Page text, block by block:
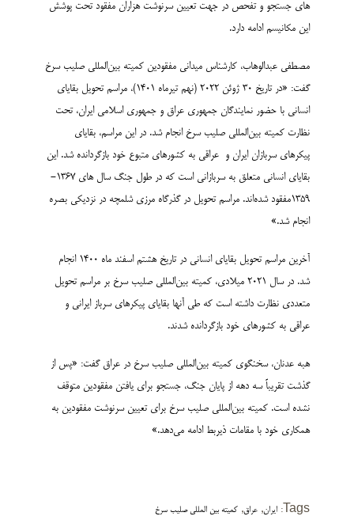
های جستجو و تفحص در جهت تعیین سرنوشت هزاران مفقود تحت پوشش
این مکانیسم ادامه دارد.
مصطفی عبدالوهاب، کارشناس میدانی مفقودین کمیته بین‌المللی صلیب سرخ
گفت: «در تاریخ 30 ژوئن 2022 (نهم تیرماه 1401)، مراسم تحویل بقایای
انسانی با حضور نمایندگان جمهوری عراق و جمهوری اسلامی ایران، تحت
نظارت کمیته بین‌المللی صلیب سرخ انجام شد. در این مراسم، بقایای
پیکرهای سربازان ایران و عراقی به کشورهای متبوع خود بازگردانده شد. این
بقایای انسانی متعلق به سربازانی است که در طول جنگ سال های 1367-
1359مفقود شده‌­اند. مراسم تحویل در گذرگاه مرزی شلمچه در نزدیکی بصره
انجام شد.»
آخرین مراسم تحویل بقایای انسانی در تاریخ هشتم اسفند ماه 1400 انجام
شد. در سال 2021 میلادی، کمیته بین‌­المللی صلیب سرخ بر مراسم تحویل
متعددی نظارت داشته است که طی آنها بقایای پیکرهای سرباز ایرانی و
عراقی به کشورهای خود بازگردانده شدند.
هبه عدنان، سخنگوی کمیته بین‌المللی صلیب سرخ در عراق گفت: «پس از
گذشت تقریباً سه دهه از پایان جنگ، جستجو برای یافتن مفقودین متوقف
نشده است. کمیته بین‌المللی صلیب سرخ برای تعیین سرنوشت مفقودین به
همکاری خود با مقامات ذیربط ادامه می‌دهد.»
Tags: ایران, عراق, کمیته بین المللی صلیب سرخ